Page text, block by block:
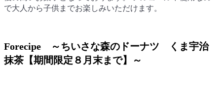
で大人から子供までお楽しみいただけます。
で大人から子供までお楽しみいただけます。
Forecipe ～ちいさな森のドーナツ くま宇治
抹茶【期間限定８月末まで】～